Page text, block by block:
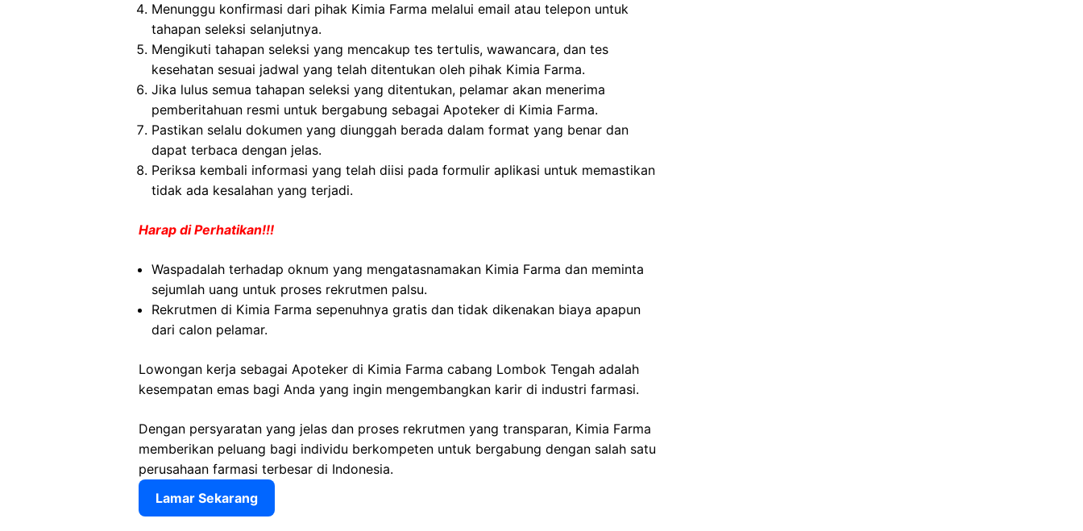
Menunggu konfirmasi dari pihak Kimia Farma melalui email atau telepon untuk
tahapan seleksi selanjutnya.
Mengikuti tahapan seleksi yang mencakup tes tertulis, wawancara, dan tes
kesehatan sesuai jadwal yang telah ditentukan oleh pihak Kimia Farma.
Jika lulus semua tahapan seleksi yang ditentukan, pelamar akan menerima
pemberitahuan resmi untuk bergabung sebagai Apoteker di Kimia Farma.
Pastikan selalu dokumen yang diunggah berada dalam format yang benar dan
dapat terbaca dengan jelas.
Periksa kembali informasi yang telah diisi pada formulir aplikasi untuk memastikan
tidak ada kesalahan yang terjadi.
Harap di Perhatikan!!!
Waspadalah terhadap oknum yang mengatasnamakan Kimia Farma dan meminta
sejumlah uang untuk proses rekrutmen palsu.
Rekrutmen di Kimia Farma sepenuhnya gratis dan tidak dikenakan biaya apapun
dari calon pelamar.
Lowongan kerja sebagai Apoteker di Kimia Farma cabang Lombok Tengah adalah
kesempatan emas bagi Anda yang ingin mengembangkan karir di industri farmasi.
Dengan persyaratan yang jelas dan proses rekrutmen yang transparan, Kimia Farma
memberikan peluang bagi individu berkompeten untuk bergabung dengan salah satu
perusahaan farmasi terbesar di Indonesia.
Lamar Sekarang